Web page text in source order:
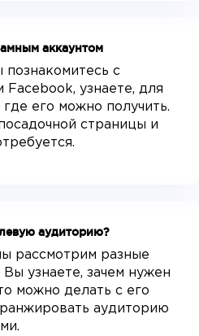
аккаунтом
познакомитесь с
узнаете, для
его можно получить.
страницы и
аудиторию?
рассмотрим разные
узнаете, зачем нужен
можно делать с его
аудиторию